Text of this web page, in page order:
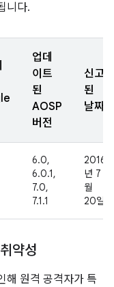
니다.
업데
이트
된
AOSP
버전
신고
된
날짜
6.0,
6.0.1,
7.0,
7.1.1
2016
년 7
월
20일
약성
해 원격 공격자가 특